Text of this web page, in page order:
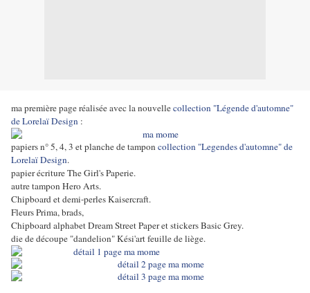
ma première page réalisée avec la nouvellecollection "Légende d'automne"
de Lorelaï Design :
papiers n° 5, 4, 3 et planche de tamponcollection "Legendes d'automne" de
Lorelaï Design.
papier écriture The Girl's Paperie.
autre tampon Hero Arts.
Chipboard et demi-perles Kaisercraft.
Fleurs Prima, brads,
Chipboard alphabet Dream Street Paper et stickers Basic Grey.
die de découpe "dandelion" Kési'art feuille de liège.